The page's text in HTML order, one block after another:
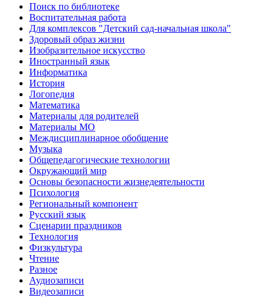
Поиск по библиотеке
Воспитательная работа
Для комплексов "Детский сад-начальная школа"
Здоровый образ жизни
Изобразительное искусство
Иностранный язык
Информатика
История
Логопедия
Математика
Материалы для родителей
Материалы МО
Междисциплинарное обобщение
Музыка
Общепедагогические технологии
Окружающий мир
Основы безопасности жизнедеятельности
Психология
Региональный компонент
Русский язык
Сценарии праздников
Технология
Физкультура
Чтение
Разное
Аудиозаписи
Видеозаписи